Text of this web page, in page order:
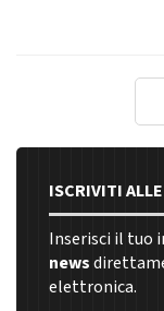
ISCRIVITI
Inserisci il tuo
news
elettronica.